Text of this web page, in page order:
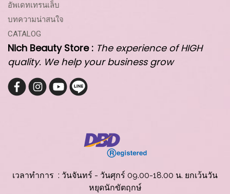
อัพเดทเทรนเล็บ
บทความน่าสนใจ
CATALOG
Nich Beauty Store : The experience of HIGH
quality. We help your business grow
เวลาทำการ : วันจันทร์ - วันศุกร์ 09.00-18.00 น. ยกเว้นวัน
หยุดนักขัตฤกษ์